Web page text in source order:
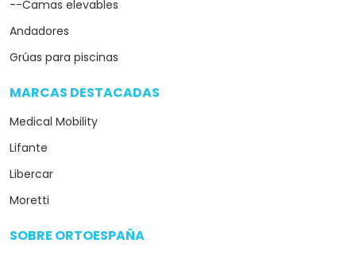
--Camas elevables
Andadores
Grúas para piscinas
MARCAS DESTACADAS
Medical Mobility
Lifante
Libercar
Moretti
SOBRE ORTOESPAÑA